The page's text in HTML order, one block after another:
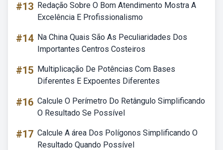
#13 Redação Sobre O Bom Atendimento Mostra A
Excelência E Profissionalismo
#14 Na China Quais São As Peculiaridades Dos
Importantes Centros Costeiros
#15 Multiplicação De Potências Com Bases
Diferentes E Expoentes Diferentes
#16 Calcule O Perímetro Do Retângulo Simplificando
O Resultado Se Possível
#17 Calcule A área Dos Polígonos Simplificando O
Resultado Quando Possível